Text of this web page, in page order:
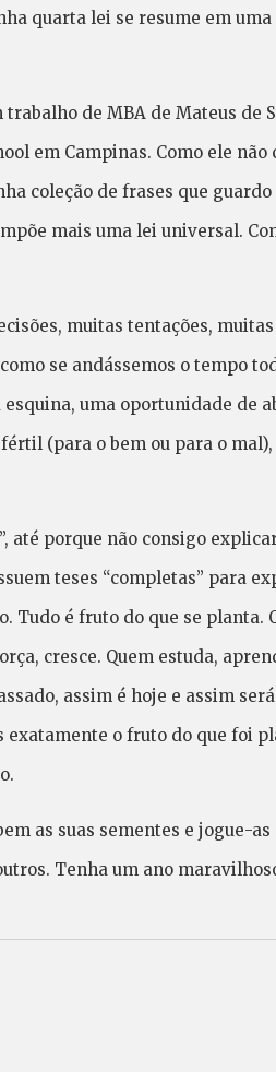
quarta lei se resume em uma
de MBA de Mateus de
em Campinas. Como ele
coleção de frases que
mais uma lei universal.
muitas tentações,
se andássemos o tempo
uma oportunidade de
(para o bem ou para o
até porque não consigo
teses “completas” para
é fruto do que se planta.
cresce. Quem estuda,
assim é hoje e assim
o fruto do que foi
as suas sementes e jogue-
Tenha um ano